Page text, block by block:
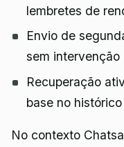
lembretes de
Envio de
sem intervenção
Recuperação
base no
No contexto